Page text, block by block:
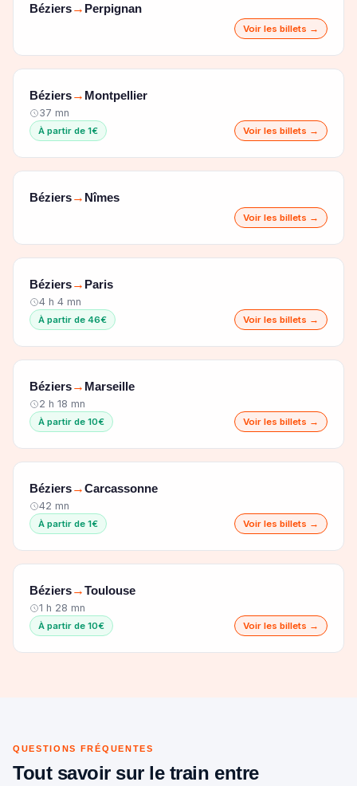
Béziers→ Perpignan
Voir les billets →
Béziers→ Montpellier
37 mn
À partir de 1€ Voir les billets →
Béziers→ Nîmes
Voir les billets →
Béziers→ Paris
4 h 4 mn
À partir de 46€ Voir les billets →
Béziers→ Marseille
2 h 18 mn
À partir de 10€ Voir les billets →
Béziers→Carcassonne
42 mn
À partir de 1€ Voir les billets →
Béziers→Toulouse
1 h 28 mn
À partir de 10€ Voir les billets →
QUESTIONS FRÉQUENTES
Tout savoir sur le train entre